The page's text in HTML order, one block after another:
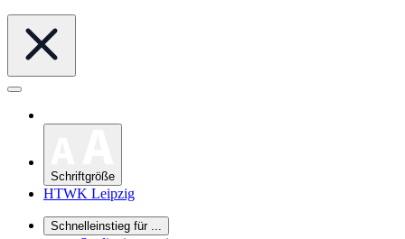
Schriftgröße
HTWK Leipzig
Schnelleinstieg für ...